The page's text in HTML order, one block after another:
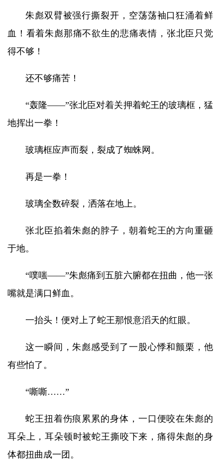
朱彪双臂被强行撕裂开，空荡荡袖口狂涌着鲜
血！看着朱彪那痛不欲生的悲痛表情，张北臣只觉
得不够！
还不够痛苦！
“轰隆——”张北臣对着关押着蛇王的玻璃框，猛
地挥出一拳！
玻璃框应声而裂，裂成了蜘蛛网。
再是一拳！
玻璃全数碎裂，洒落在地上。
张北臣掐着朱彪的脖子，朝着蛇王的方向重砸
于地。
“噗嗤——”朱彪痛到五脏六腑都在扭曲，他一张
嘴就是满口鲜血。
一抬头！便对上了蛇王那恨意滔天的红眼。
这一瞬间，朱彪感受到了一股心悸和颤栗，他
有些怕了。
“嘶嘶……”
蛇王扭着伤痕累累的身体，一口便咬在朱彪的
耳朵上，耳朵顿时被蛇王撕咬下来，痛得朱彪的身
体都扭曲成一团。